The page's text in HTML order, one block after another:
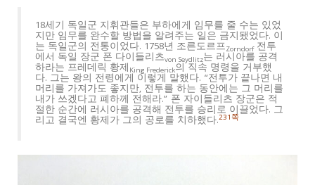
18세기 독일군 지휘관들은 부하에게 임무를 줄 수는 있었
지만 임무를 완수할 방법을 알려주는 일은 금지됐었다. 이
는 독일군의 전통이었다. 1758년 조른도르프Zorndorf전투
에서 독일 장군 폰 다이들리츠von Seydlitz는 러시아를 공격
하라는 프레데릭 황제King Frederick의 직속 명령을 거부했
다. 그는 왕의 전령에게 이렇게 말했다. “전투가 끝나면 내
머리를 가져가도 좋지만, 전투를 하는 동안에는 그 머리를
내가 쓰겠다고 폐하께 전해라.” 폰 자이들리츠 장군은 적
절한 순간에 러시아를 공격해 전투를 승리로 이끌었다. 그
리고 결국엔 황제가 그의 공로를 치하했다.231쪽